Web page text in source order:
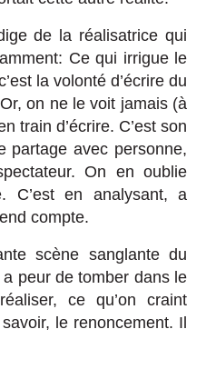
de la réalisatrice qui
Ce qui irrigue le
la volonté d’écrire du
on ne le voit jamais (à
train d’écrire. C’est son
partage avec personne,
On en oublie
C’est en analysant, a
compte.
scène sanglante du
peur de tomber dans le
ce qu’on craint
le renoncement. Il